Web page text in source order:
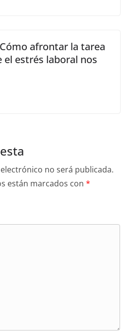
afrontar la tarea
el estrés laboral nos
no será publicada.
están marcados con *